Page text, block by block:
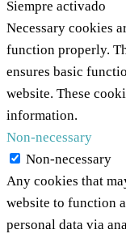
Siempre activado
Necessary cookies
function properly.
ensures basic
website. These
information.
Non-necessary
Non-necessary
Any cookies that
website to function
personal data via